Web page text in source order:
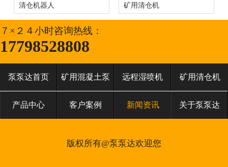
清仓机器人 矿用清仓机
７×２４小时咨询热线：
17798528808
泵泵达首页 矿用混凝土泵 远程湿喷机 矿用清仓机
产品中心 客户案例 新闻资讯 关于泵泵达
版权所有@泵泵达欢迎您